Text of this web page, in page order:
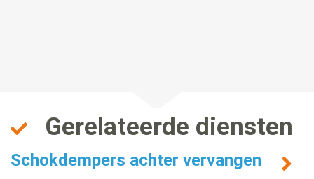
Gerelateerde diensten
Schokdempers achter vervangen